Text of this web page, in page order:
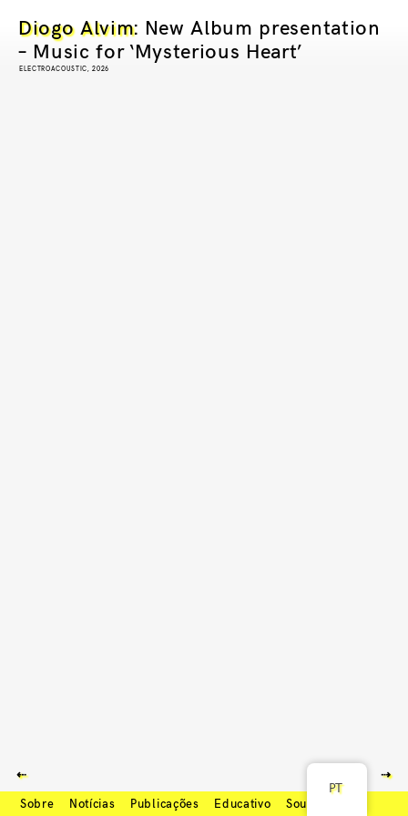
Diogo Alvim: New Album presentation
– Music for ‘Mysterious Heart’
ELECTROACOUSTIC, 2026
⇠ ⇢
PT
Sobre Notícias Publicações Educativo Soundcloud